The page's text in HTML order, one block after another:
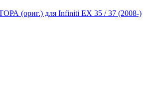
(ориг.) для Infiniti EX 35 / 37 (2008-)